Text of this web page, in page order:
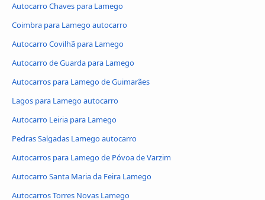
Autocarro Chaves para Lamego
Coimbra para Lamego autocarro
Autocarro Covilhã para Lamego
Autocarro de Guarda para Lamego
Autocarros para Lamego de Guimarães
Lagos para Lamego autocarro
Autocarro Leiria para Lamego
Pedras Salgadas Lamego autocarro
Autocarros para Lamego de Póvoa de Varzim
Autocarro Santa Maria da Feira Lamego
Autocarros Torres Novas Lamego